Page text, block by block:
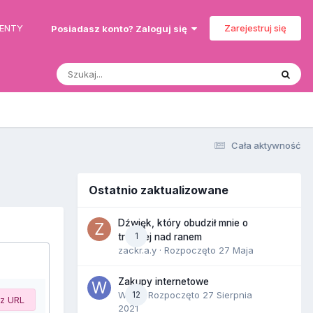
Posiadasz konto? Zaloguj się Zarejestruj się
Cała aktywność
URL
Ostatnio zaktualizowane
1
Dźwięk, który obudził mnie o
trzeciej nad ranem
zackr.a.y · Rozpoczęto 27 Maja
12
Zakupy internetowe
Wula · Rozpoczęto 27 Sierpnia
2021